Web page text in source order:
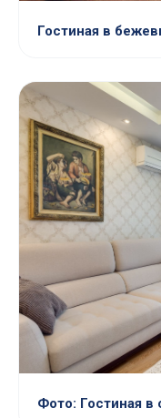
Гостиная в
Фото: Гостиная в